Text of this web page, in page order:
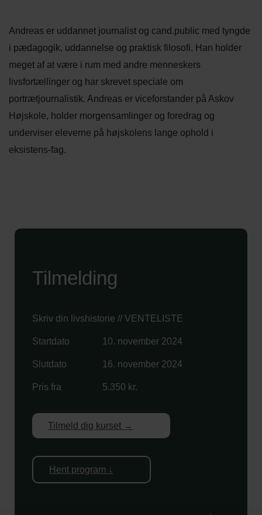
Andreas er uddannet journalist og cand.public med tyngde
i pædagogik, uddannelse og praktisk filosofi. Han holder
meget af at være i rum med andre menneskers
livsfortællinger og har skrevet speciale om
portrætjournalistik. Andreas er viceforstander på Askov
Højskole, holder morgensamlinger og foredrag og
underviser eleverne på højskolens lange ophold i
eksistens-fag.
Tilmelding
Skriv din livshistorie // VENTELISTE
Startdato 10. november 2024
Slutdato 16. november 2024
Pris fra 5.350 kr.
Tilmeld dig kurset →
Hent program ↓